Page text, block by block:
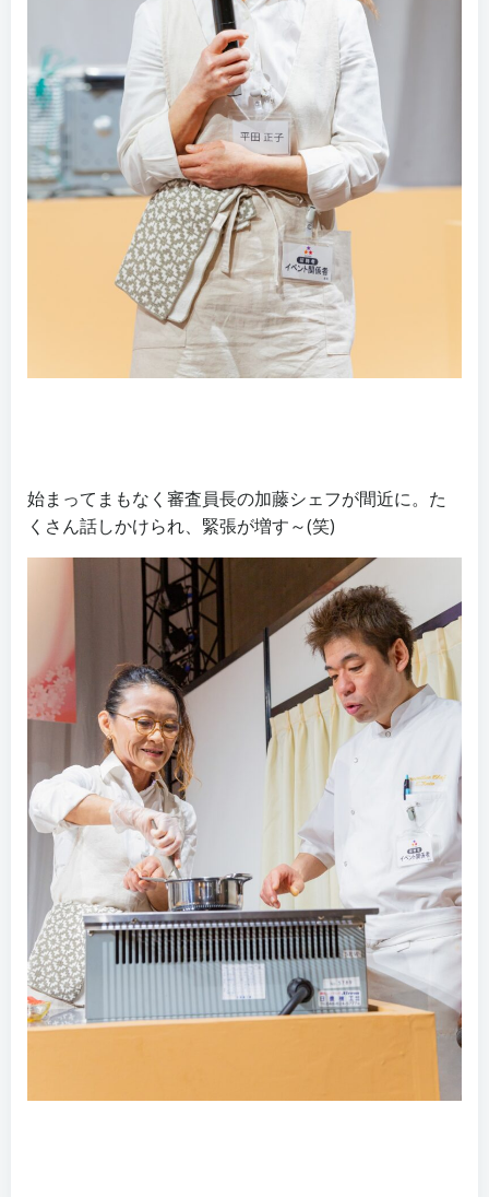
始まってまもなく審査員長の加藤シェフが間近に。た
くさん話しかけられ、緊張が増す～(笑)